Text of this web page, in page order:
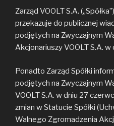
Zarząd VOOLT S.A.
przekazuje do publicznej
podjętych na Zwyczajnym
Akcjonariuszy VOOLT S.A.
Ponadto Zarząd Spółki
podjętych na Zwyczajnym
VOOLT S.A. w dniu 27
zmian w Statucie Spółki
Walnego Zgromadzenia